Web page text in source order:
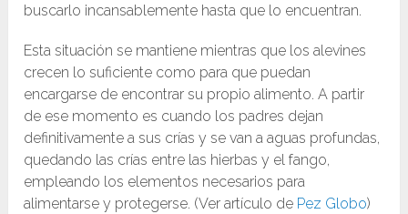
buscarlo incansablemente hasta que lo encuentran.
Esta situación se mantiene mientras que los alevines
crecen lo suficiente como para que puedan
encargarse de encontrar su propio alimento. A partir
de ese momento es cuando los padres dejan
definitivamente a sus crías y se van a aguas profundas,
quedando las crías entre las hierbas y el fango,
empleando los elementos necesarios para
alimentarse y protegerse. (Ver artículo de Pez Globo)